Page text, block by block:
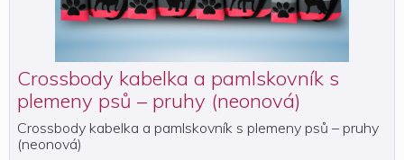
Crossbody kabelka a pamlskovník s
plemeny psů – pruhy (neonová)
Crossbody kabelka a pamlskovník s plemeny psů – pruhy
(neonová)